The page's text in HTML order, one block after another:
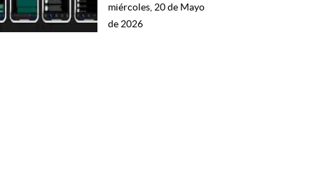
miércoles, 20 de Mayo
de 2026